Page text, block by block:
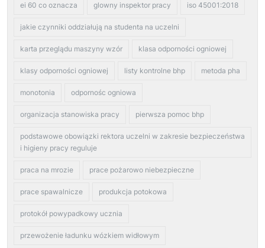
ei 60 co oznacza glowny inspektor pracy iso 45001:2018
jakie czynniki oddziałują na studenta na uczelni
karta przeglądu maszyny wzór klasa odporności ogniowej
klasy odporności ogniowej listy kontrolne bhp metoda pha
monotonia odpornośc ogniowa
organizacja stanowiska pracy pierwsza pomoc bhp
podstawowe obowiązki rektora uczelni w zakresie bezpieczeństwa
i higieny pracy reguluje
praca na mrozie prace pożarowo niebezpieczne
prace spawalnicze produkcja potokowa
protokół powypadkowy ucznia
przewożenie ładunku wózkiem widłowym